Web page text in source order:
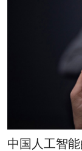
不过，两方
明最新这一轮
持续下去：订
月增长及房价
反映需求和住
来收入的关键
量去年第三季
中国人工智能